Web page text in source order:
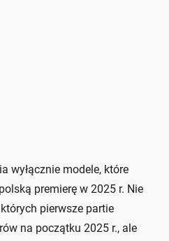
wyłącznie modele, które
premierę w 2025 r. Nie
pierwsze partie
na początku 2025 r., ale